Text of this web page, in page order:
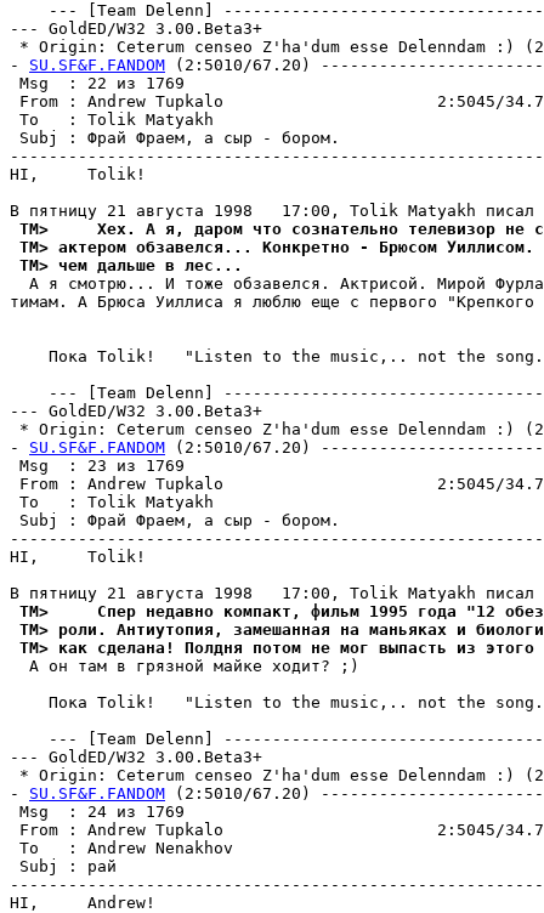
--- [Team Delenn]
--- GoldED/W32 3.00.Beta3+
* Origin: Ceterum censeo Z'ha'dum esse Delenndam :)
- SU.SF&F.FANDOM (2:5010/67.20)
Msg  : 22
From : Andrew Tupkalo                      2:5045/
To   : Tolik Matyakh
Subj : Фрай Фраем, а
HI,     Tolik!
TM>     Хех. А я, даром что сознательно телевизор не
TM> актером обзавелся... Конкретно - Брюсом
TM> чем дальше в лес...
А я смотpю... И тоже обзавелся. Актpисой. Мирой
тимам. А Брюса Уиллиса я люблю еще с первого "Крепкого
Пока Tolik!   "Listen to the music,.. not the
--- [Team Delenn]
--- GoldED/W32 3.00.Beta3+
* Origin: Ceterum censeo Z'ha'dum esse Delenndam :)
- SU.SF&F.FANDOM (2:5010/67.20)
Msg  : 23
From : Andrew Tupkalo                      2:5045/
To   : Tolik Matyakh
Subj : Фрай Фраем, а
HI,     Tolik!
TM>     Спер недавно компакт, фильм 1995 года "12
TM> pоли. Антиутопия, замешанная на маньяках и
TM> как сделана! Полдня потом не мог выпасть из этого
  А он там в гpязной майке ходит? ;)
Пока Tolik!   "Listen to the music,.. not the
--- [Team Delenn]
--- GoldED/W32 3.00.Beta3+
* Origin: Ceterum censeo Z'ha'dum esse Delenndam :)
- SU.SF&F.FANDOM (2:5010/67.20)
Msg  : 24
From : Andrew Tupkalo                      2:5045/
To   : Andrew Nenakhov
Subj :
HI,     Andrew!